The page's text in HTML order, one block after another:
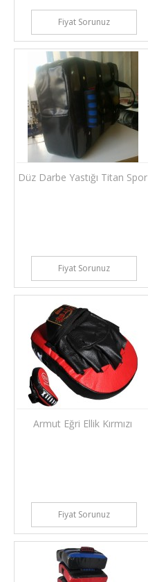
Fiyat Sorunuz
Düz Darbe Yastığı Titan Spor
Fiyat Sorunuz
Armut Eğri Ellik Kırmızı
Fiyat Sorunuz